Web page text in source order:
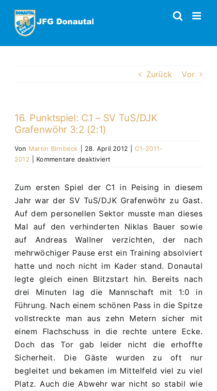
Inhalt
springen
Zurück Vor
16. Punktspiel: C1 – SV TuS/DJK
Grafenwöhr 3:2 (2:1)
Von Martin Birnbeck 28. April 2012
C1-2011-
2012
Kommentare deaktiviert
C1
–
SV
TuS/DJK
3:2
(2:1)
Zum ersten Spiel der C1 in Peising in diesem
Jahr war der SV TuS/DJK Grafenwöhr zu Gast.
Auf dem personellen Sektor musste man dieses
Mal auf den verhinderten Niklas Bauer sowie
auf Andreas Wallner verzichten, der nach
mehrwöchiger Pause erst ein Training absolviert
hatte und noch nicht im Kader stand. Donautal
legte gleich einen Blitzstart hin. Bereits nach
drei Minuten lag die Mannschaft mit 1:0 in
Führung. Nach einem schönen Pass in die Spitze
vollstreckte man aus zehn Metern sicher mit
einem Flachschuss in die rechte untere Ecke.
Doch das Tor gab leider nicht die erhoffte
Sicherheit. Die Gäste wurden zu oft nur
begleitet und bekamen im Mittelfeld viel zu viel
Platz. Auch die Abwehr war nicht so stabil wie